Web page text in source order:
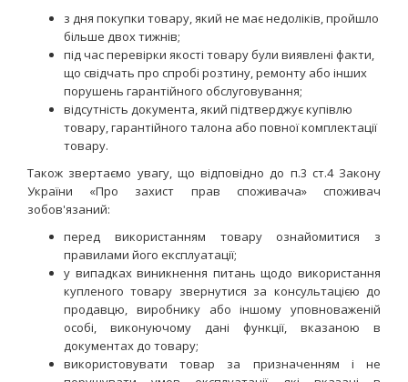
з дня покупки товару, який не має недоліків, пройшло
більше двох тижнів;
під час перевірки якості товару були виявлені факти,
що свідчать про спробі розтину, ремонту або інших
порушень гарантійного обслуговування;
відсутність документа, який підтверджує купівлю
товару, гарантійного талона або повної комплектації
товару.
Також звертаємо увагу, що відповідно до п.3 ст.4 Закону
України «Про захист прав споживача» споживач
зобов'язаний:
перед використанням товару ознайомитися з
правилами його експлуатації;
у випадках виникнення питань щодо використання
купленого товару звернутися за консультацією до
продавцю, виробнику або іншому уповноваженій
особі, виконуючому дані функції, вказаною в
документах до товару;
використовувати товар за призначенням і не